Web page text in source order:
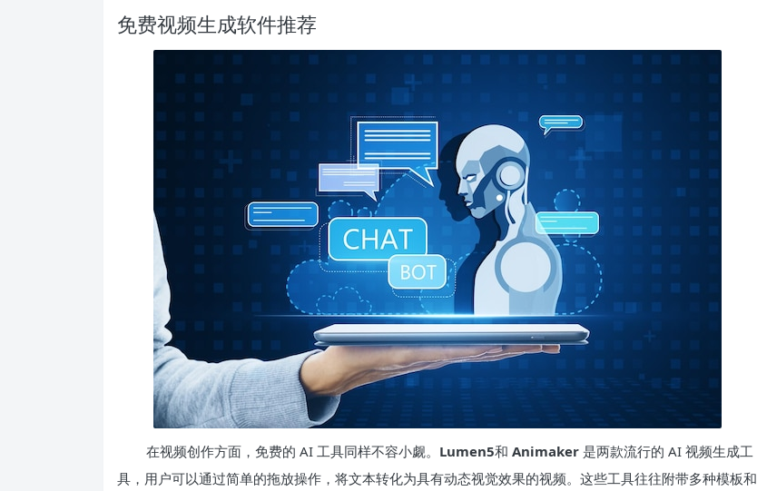
免费视频生成软件推荐
在视频创作方面，免费的 AI 工具同样不容小觑。 Lumen5和 Animaker 是两款流行的 AI 视频生成工
具，用户可以通过简单的拖放操作，将文本转化为具有动态视觉效果的视频。这些工具往往附带多种模板和